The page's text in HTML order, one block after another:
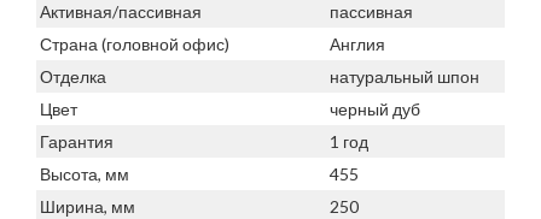
Активная/пассивная
пассивная
Страна (головной офис)
Англия
Отделка
натуральный шпон
Цвет
черный дуб
Гарантия
1 год
Высота, мм
455
Ширина, мм
250